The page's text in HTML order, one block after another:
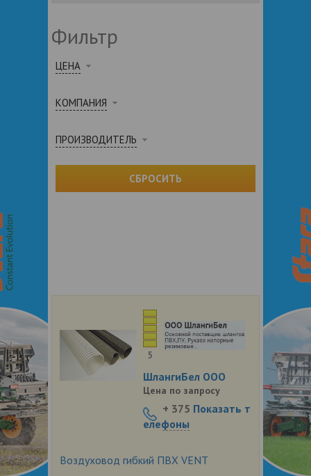
Фильтр
ЦЕНА
КОМПАНИЯ
ПРОИЗВОДИТЕЛЬ
СБРОСИТЬ
Воздуховод гибкий ПВХ VENT
5
ШлангиБел ООО
Цена по запросу
+ 375 Показать т
елефоны